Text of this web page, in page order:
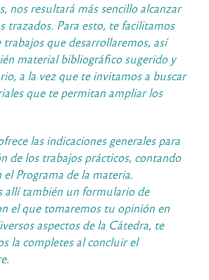
nos resultará más sencillo alcanzar
trazados. Para esto, te facilitamos
trabajos que desarrollaremos, así
material bibliográfico sugerido y
a la vez que te invitamos a buscar
que te permitan ampliar los
las indicaciones generales para
de los trabajos prácticos, contando
el Programa de la materia.
allí también un formulario de
el que tomaremos tu opinión en
aspectos de la Cátedra, te
la completes al concluir el